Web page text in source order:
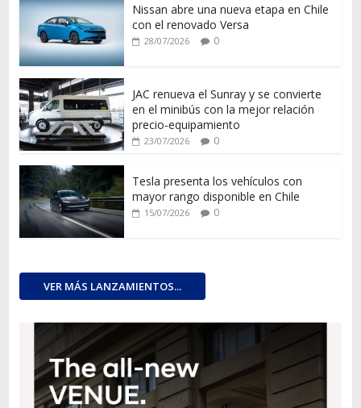
Nissan abre una nueva etapa en Chile
con el renovado Versa
28/07/2026 0
JAC renueva el Sunray y se convierte
en el minibús con la mejor relación
precio-equipamiento
23/07/2026 0
Tesla presenta los vehículos con
mayor rango disponible en Chile
15/07/2026 0
VER MÁS LANZAMIENTOS...